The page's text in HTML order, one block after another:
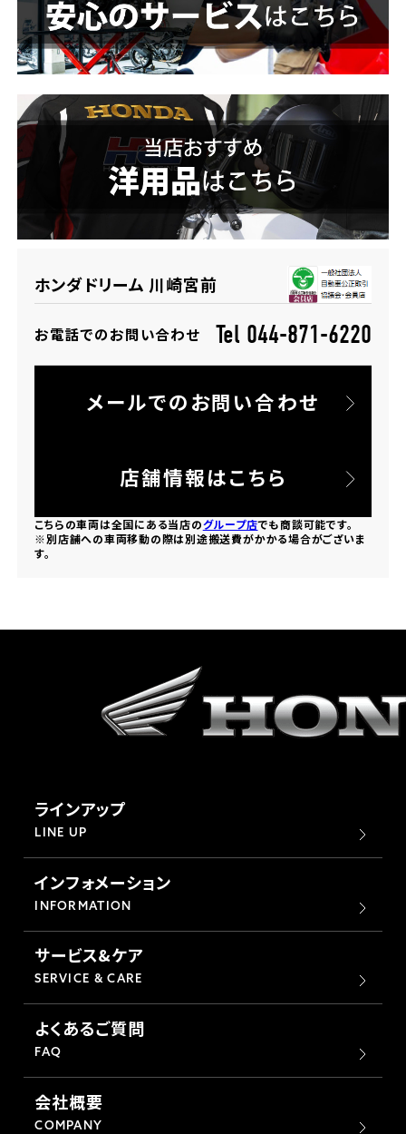
ホンダドリーム 川崎宮前
お電話でのお問い合わせ Tel 044-871-6220
メールでのお問い合わせ
店舗情報はこちら
こちらの車両は全国にある当店のグループ店でも商談可能です。
※別店舗への車両移動の際は別途搬送費がかかる場合がございま
す。
ラインアップ
LINE UP
インフォメーション
INFORMATION
サービス&ケア
SERVICE & CARE
よくあるご質問
FAQ
会社概要
COMPANY
ホンダドリーム 船橋
ホンダドリーム 松戸
ホンダドリーム 蘇我
埼玉県
ホンダドリーム 所沢
ホンダドリーム 大宮
ホンダドリーム 水戸北
奈良県
ホンダドリーム 奈良